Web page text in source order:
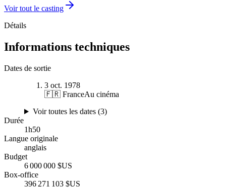
Voir tout le casting
Détails
Informations techniques
Dates de sortie
3 oct. 1978
🇫🇷 FranceAu cinéma
Voir toutes les dates (3)
Durée
1h50
Langue originale
anglais
Budget
6 000 000 $US
Box-office
396 271 103 $US